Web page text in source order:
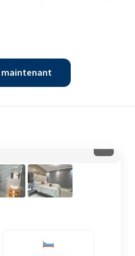
maintenant
⛶